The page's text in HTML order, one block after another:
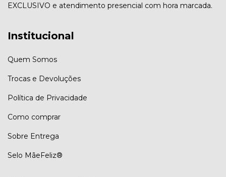
EXCLUSIVO e atendimento presencial com hora marcada.
Institucional
Quem Somos
Trocas e Devoluções
Política de Privacidade
Como comprar
Sobre Entrega
Selo MãeFeliz®